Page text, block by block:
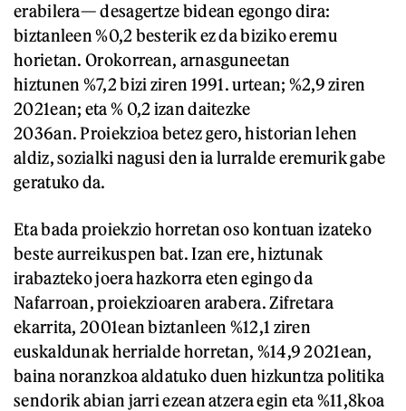
erabilera— desagertze bidean egongo dira:
biztanleen %0,2 besterik ez da biziko eremu
horietan. Orokorrean, arnasguneetan
hiztunen %7,2 bizi ziren 1991. urtean; %2,9 ziren
2021ean; eta % 0,2 izan daitezke
2036an. Proiekzioa betez gero, historian lehen
aldiz, sozialki nagusi den ia lurralde eremurik gabe
geratuko da.
Eta bada proiekzio horretan oso kontuan izateko
beste aurreikuspen bat. Izan ere, hiztunak
irabazteko joera hazkorra eten egingo da
Nafarroan, proiekzioaren arabera. Zifretara
ekarrita, 2001ean biztanleen %12,1 ziren
euskaldunak herrialde horretan, %14,9 2021ean,
baina noranzkoa aldatuko duen hizkuntza politika
sendorik abian jarri ezean atzera egin eta %11,8koa